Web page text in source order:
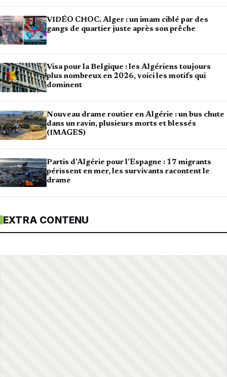
VIDÉO CHOC. Alger : un imam ciblé par des
gangs de quartier juste après son prêche
Visa pour la Belgique : les Algériens toujours
plus nombreux en 2026, voici les motifs qui
dominent
Nouveau drame routier en Algérie : un bus chute
dans un ravin, plusieurs morts et blessés
(IMAGES)
Partis d’Algérie pour l’Espagne : 17 migrants
périssent en mer, les survivants racontent le
drame
EXTRA CONTENU